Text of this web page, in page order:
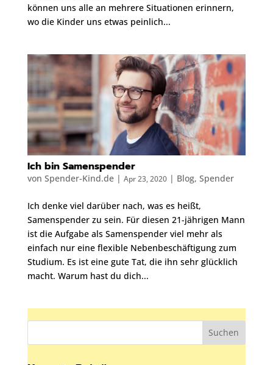
können uns alle an mehrere Situationen erinnern,
wo die Kinder uns etwas peinlich...
Ich bin Samenspender
von Spender-Kind.de| Apr 23, 2020| Blog, Spender
Ich denke viel darüber nach, was es heißt,
Samenspender zu sein. Für diesen 21-jährigen Mann
ist die Aufgabe als Samenspender viel mehr als
einfach nur eine flexible Nebenbeschäftigung zum
Studium. Es ist eine gute Tat, die ihn sehr glücklich
macht. Warum hast du dich...